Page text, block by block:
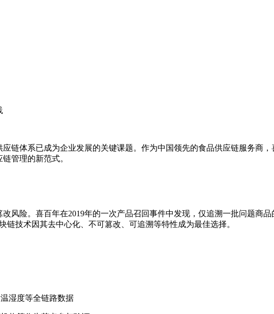
链体系已成为企业发展的关键课题。作为中国领先的食品供应链服务商
管理的新范式。
风险。喜百年在2019年的一次产品召回事件中发现，仅追溯一批问题商
技术因其去中心化、不可篡改、可追溯等特性成为最佳选择。
湿度等全链路数据